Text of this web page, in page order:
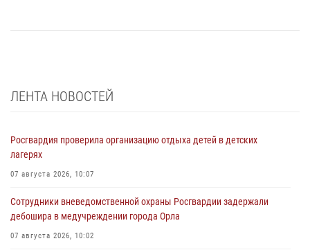
ЛЕНТА НОВОСТЕЙ
Росгвардия проверила организацию отдыха детей в детских
лагерях
07 августа 2026, 10:07
Сотрудники вневедомственной охраны Росгвардии задержали
дебошира в медучреждении города Орла
07 августа 2026, 10:02